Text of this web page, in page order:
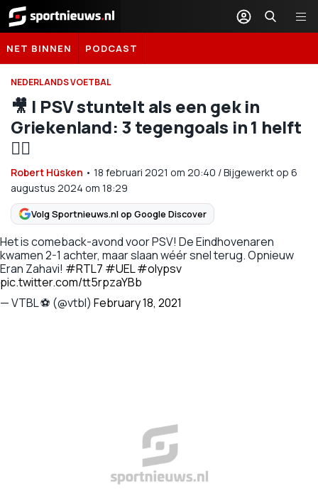
Sportnieuws.nl
NET BINNEN PODCAST
NEDERLANDS VOETBAL
🎥 | PSV stuntelt als een gek in
Griekenland: 3 tegengoals in 1 helft
🤦‍♂️
Robert Hüsken • 18 februari 2021 om 20:40 /Bijgewerkt op 6
augustus 2024 om 18:29
Volg Sportnieuws.nl op Google Discover
Het is comeback-avond voor PSV! De Eindhovenaren
kwamen 2-1 achter, maar slaan wéér snel terug. Opnieuw
Eran Zahavi! #RTL7 #UEL#olypsv
pic.twitter.com/tt5rpzaYBb
— VTBL ⚽ (@vtbl) February 18, 2021